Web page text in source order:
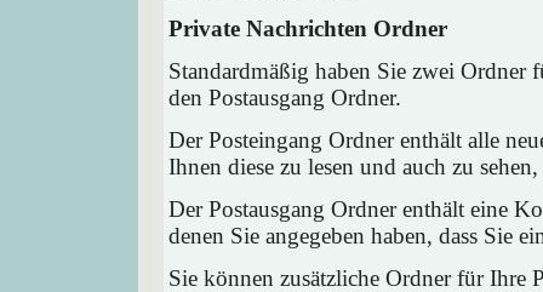
Private Nachrichten Ordner
Standardmäßig haben Sie zwei Ordner
den Postausgang Ordner.
Der Posteingang Ordner enthält alle
Ihnen diese zu lesen und auch zu
Der Postausgang Ordner enthält eine
denen Sie angegeben haben, dass Sie
Sie können zusätzliche Ordner für Ihre